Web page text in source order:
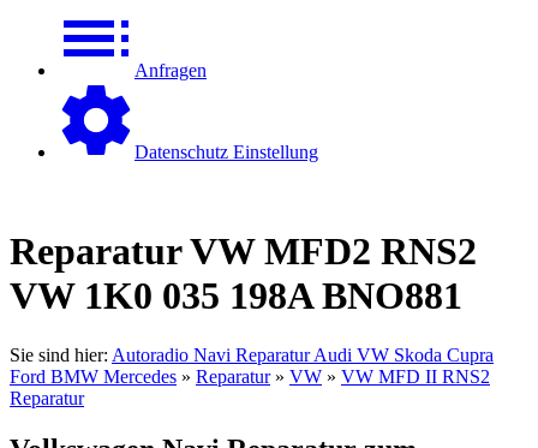
Anfragen
Datenschutz Einstellung
Reparatur VW MFD2 RNS2
VW 1K0 035 198A BNO881
Sie sind hier: Autoradio Navi Reparatur Audi VW Skoda Cupra
Ford BMW Mercedes » Reparatur» VW » VW MFD II RNS2
Reparatur